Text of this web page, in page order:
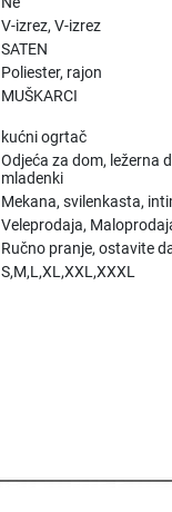
V-izrez, V-izrez
SATEN
Poliester, rajon
MUŠKARCI
kućni ogrtač
Odjeća za dom, ležerna
mladenki
Mekana, svilenkasta,
Veleprodaja,
Ručno pranje, ostavite
S,M,L,XL,XXL,XXXL